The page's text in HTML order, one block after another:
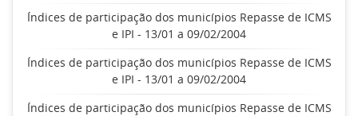
Índices de participação dos municípios Repasse de ICMS
e IPI - 13/01 a 09/02/2004
Índices de participação dos municípios Repasse de ICMS
e IPI - 13/01 a 09/02/2004
Índices de participação dos municípios Repasse de ICMS